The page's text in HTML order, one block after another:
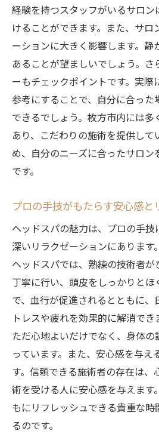
ヘッドスパで肩こりか
枚方市で心身を癒すヘッド
フレッシュ
プロの手技がもたらす
効果
枚方市で心地よい施術
スパ
心身ともにリフレッシ
心身を癒すヘッドスパ
介
ヘッドスパで心身のバ
枚方市のヘッドスパで体験
ーション
枚方市で贅沢なリラク
る理由
ヘッドスパが贅沢なひ
密
枚方市でリラックスし
の選び方
経験を持つスタッフがいるサロ
けることができます。また、サ
ーションに大きく影響します。静
あることが望ましいでしょう。
ーもチェックポイントです。実際
参考にすることで、自分に合っ
できるでしょう。枚方市内には
あり、こだわりの施術を提供し
め、自分のニーズに合ったサロ
です。
プロの手技がもたらす安心感と
ヘッドスパの魅力は、プロの手技
深いリラクゼーションにあります
ヘッドスパでは、熟練の技術者が
丁寧に行い、頭皮をしっかりとほ
で、血行が促進されるとともに、
トレスや疲れを効果的に解消でき
ただ心地よいだけでなく、身体
っています。また、安心感を与え
す。信頼できる施術者の存在は
術を受ける人に安心感を与えます
もにリフレッシュできる貴重な
るのです。